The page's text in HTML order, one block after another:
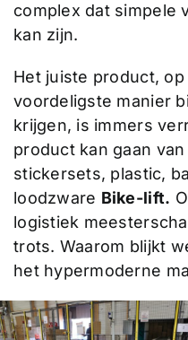
complex dat simpele
kan zijn.
Het juiste product,
voordeligste manier
krijgen, is immers
product kan gaan
stickersets, plastic,
loodzware Bike-lift.
logistiek
trots. Waarom blijkt
het hypermoderne